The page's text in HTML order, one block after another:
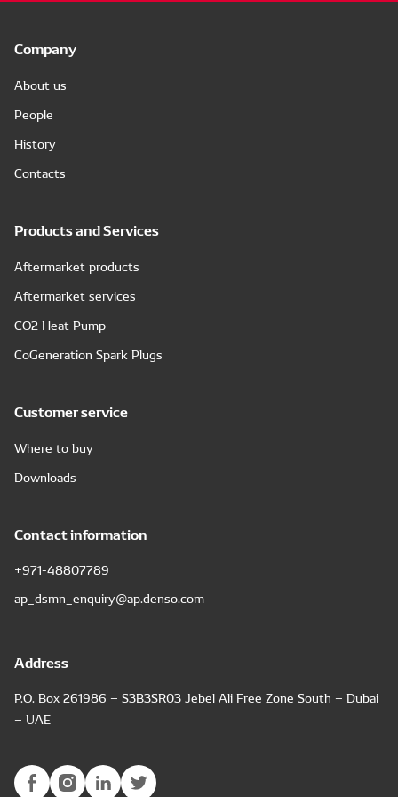
Company
About us
People
History
Contacts
Products and Services
Aftermarket products
Aftermarket services
CO2 Heat Pump
CoGeneration Spark Plugs
Customer service
Where to buy
Downloads
Contact information
+971-48807789
ap_dsmn_enquiry@ap.denso.com
Address
P.O. Box 261986 – S3B3SR03 Jebel Ali Free Zone South – Dubai
– UAE